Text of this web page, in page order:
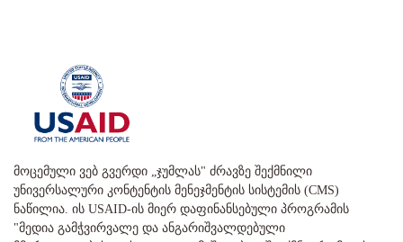
მოცემული ვებ გვერდი „ჯუმლას" ძრავზე შექმნილი
უნივერსალური კონტენტის მენეჯმენტის სისტემის (CMS)
ნაწილია. ის USAID-ის მიერ დაფინანსებული პროგრამის
"მედია გამჭვირვალე და ანგარიშვალდებული